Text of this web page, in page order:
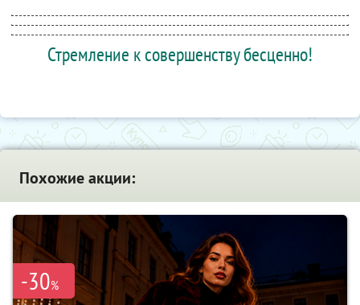
Стремление к совершенству бесценно!
Похожие акции:
-30%